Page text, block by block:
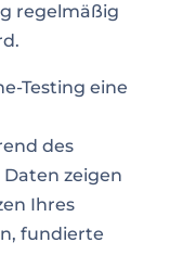
regelmäßig
Testing eine
des
zeigen
Ihres
fundierte